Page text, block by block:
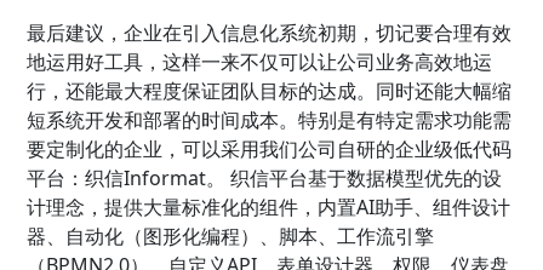
最后建议，企业在引入信息化系统初期，切记要合理有效
地运用好工具，这样一来不仅可以让公司业务高效地运
行，还能最大程度保证团队目标的达成。同时还能大幅缩
短系统开发和部署的时间成本。特别是有特定需求功能需
要定制化的企业，可以采用我们公司自研的企业级低代码
平台：织信Informat。 织信平台基于数据模型优先的设
计理念，提供大量标准化的组件，内置AI助手、组件设计
器、自动化（图形化编程）、脚本、工作流引擎